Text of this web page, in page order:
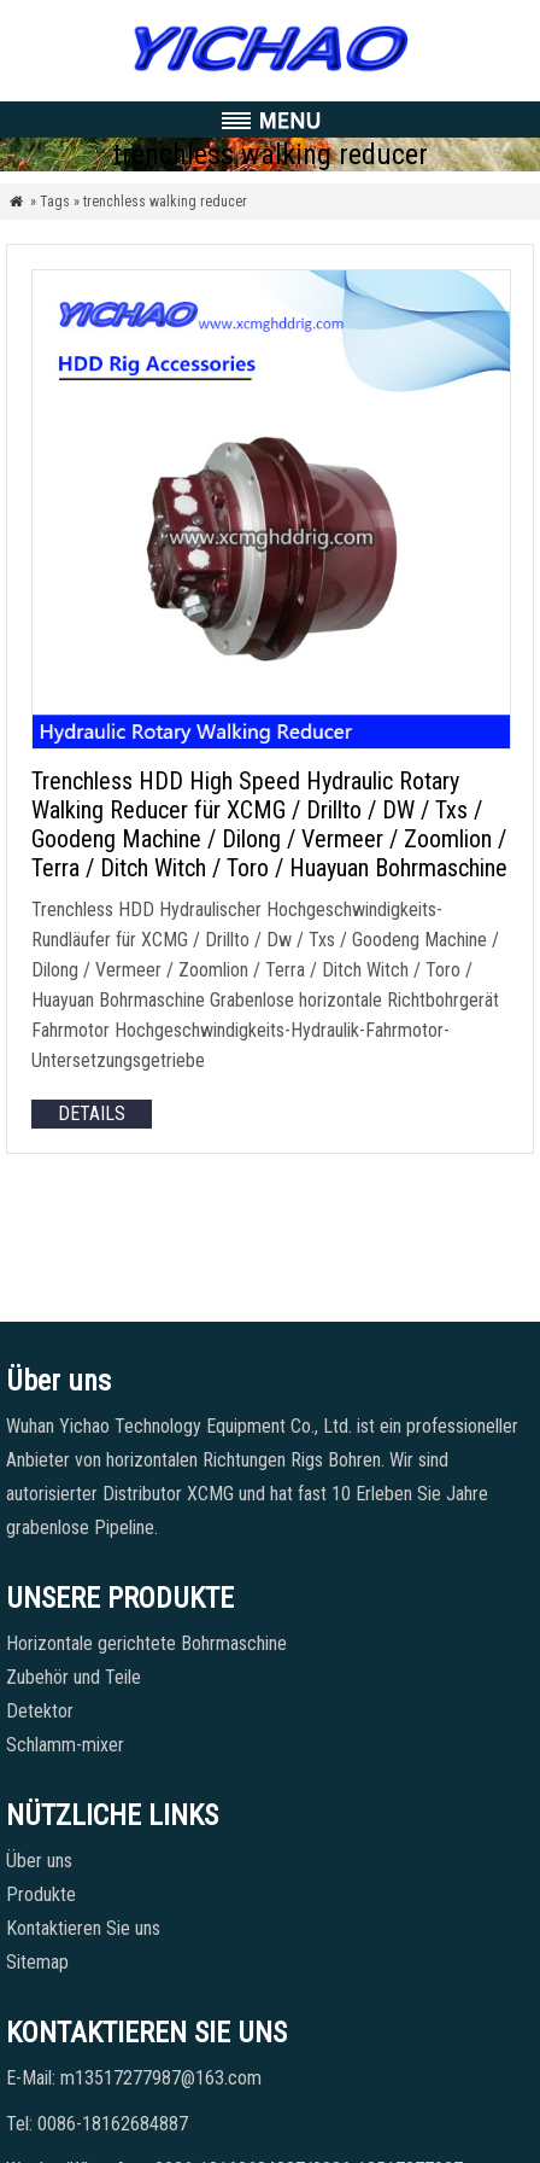
trenchless walking reducer
 » Tags » trenchless walking reducer
Trenchless HDD High Speed Hydraulic Rotary
Walking Reducer für XCMG / Drillto / DW / Txs /
Goodeng Machine / Dilong / Vermeer / Zoomlion /
Terra / Ditch Witch / Toro / Huayuan Bohrmaschine
Trenchless HDD Hydraulischer Hochgeschwindigkeits-
Rundläufer für XCMG / Drillto / Dw / Txs / Goodeng Machine /
Dilong / Vermeer / Zoomlion / Terra / Ditch Witch / Toro /
Huayuan Bohrmaschine Grabenlose horizontale Richtbohrgerät
Fahrmotor Hochgeschwindigkeits-Hydraulik-Fahrmotor-
Untersetzungsgetriebe
DETAILS
Über uns
Wuhan Yichao Technology Equipment Co., Ltd. ist ein professioneller
Anbieter von horizontalen Richtungen Rigs Bohren. Wir sind
autorisierter Distributor XCMG und hat fast 10 Erleben Sie Jahre
grabenlose Pipeline.
UNSERE PRODUKTE
Horizontale gerichtete Bohrmaschine
Zubehör und Teile
Detektor
Schlamm-mixer
NÜTZLICHE LINKS
Über uns
Produkte
Kontaktieren Sie uns
Sitemap
KONTAKTIEREN SIE UNS
E-Mail: m13517277987@163.com
Tel: 0086-18162684887